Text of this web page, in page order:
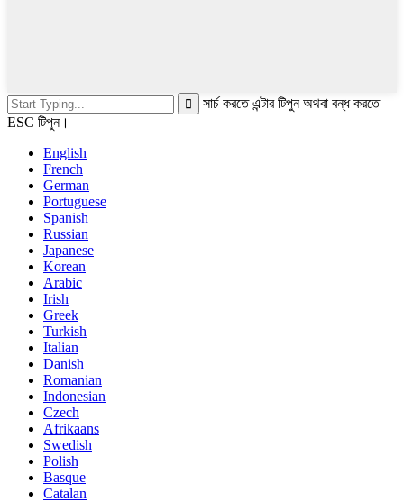
সার্চ করতে এন্টার টিপুন অথবা বন্ধ করতে
ESC টিপুন।
English
French
German
Portuguese
Spanish
Russian
Japanese
Korean
Arabic
Irish
Greek
Turkish
Italian
Danish
Romanian
Indonesian
Czech
Afrikaans
Swedish
Polish
Basque
Catalan